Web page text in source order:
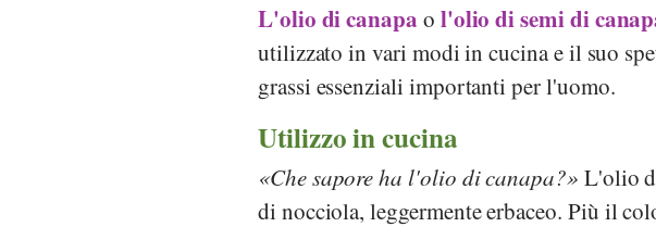
L'olio di canapa o l'olio di semi di
utilizzato in vari modi in cucina e il suo
grassi essenziali importanti per l'uomo.
Utilizzo in cucina
Che sapore ha l'olio di canapa?
L'olio
di nocciola, leggermente erbaceo. Più il